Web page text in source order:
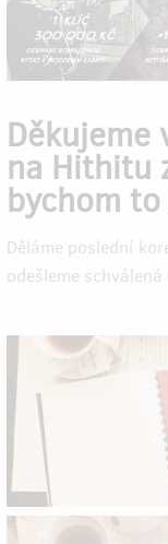
Děkujeme
na Hithitu
bychom
Děláme poslední
odešleme